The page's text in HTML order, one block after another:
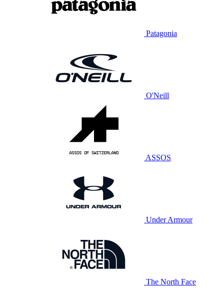
Patagonia
O'Neill
ASSOS
Under Armour
The North Face